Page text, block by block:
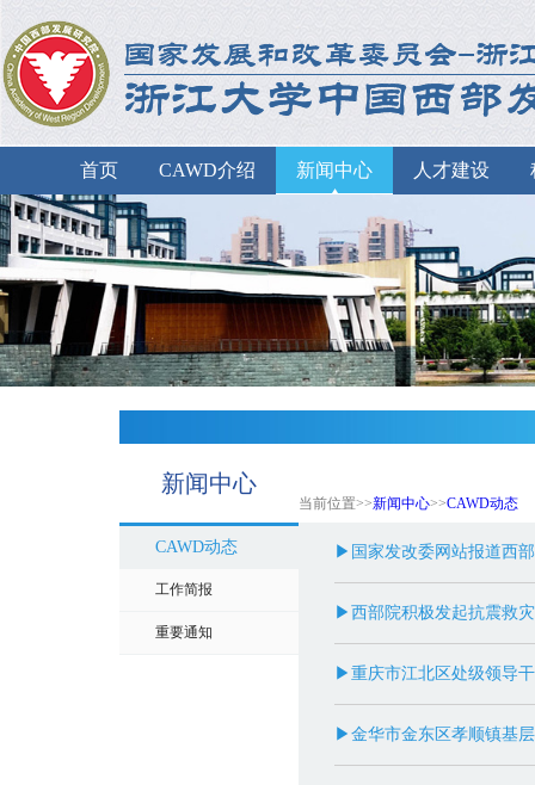
首页 CAWD介绍 新闻中心 人才建设
新闻中心
当前位置>>新闻中心>>CAWD动态
CAWD动态
工作简报
重要通知
▶国家发改委网站报道西
▶西部院积极发起抗震救
▶重庆市江北区处级领导
▶金华市金东区孝顺镇基